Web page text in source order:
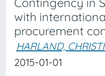
with
procurement
HARLAND,
2015-01-01